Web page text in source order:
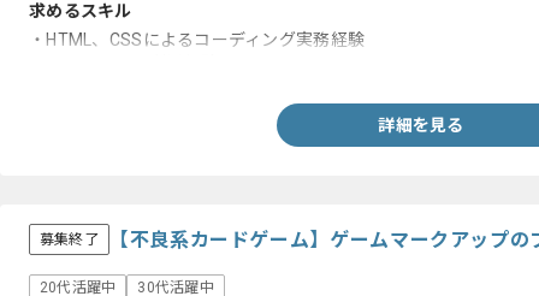
求めるスキル
・HTML、CSSによるコーディング実務経験
詳細を見る
募集終了 【不良系カードゲーム】ゲームマークアップ
20代活躍中 30代活躍中